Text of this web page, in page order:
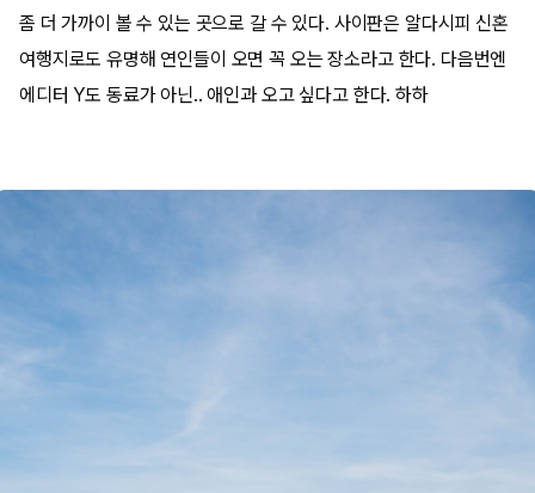
좀 더 가까이 볼 수 있는 곳으로 갈 수 있다. 사이판은 알다시피 신혼
여행지로도 유명해 연인들이 오면 꼭 오는 장소라고 한다. 다음번엔
에디터 Y도 동료가 아닌.. 애인과 오고 싶다고 한다. 하하